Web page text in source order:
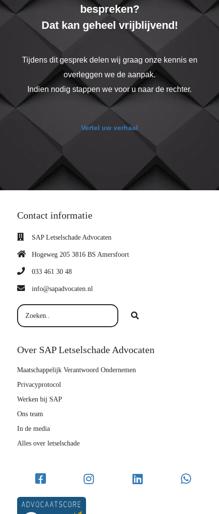
bespreken?
Dat kan geheel vrijblijvend!
Tijdens dit gesprek delen wij graag onze kennis en
overleggen we de aanpak.
Indien nodig stappen we voor u naar de rechter.
Vertel uw verhaal
Contact informatie
SAP Letselschade Advocaten
Hogeweg 205 3816 BS Amersfoort
033 461 30 48
info@sapadvocaten.nl
Over SAP Letselschade Advocaten
Maatschappelijk Verantwoord Ondernemen
Privacyprotocol
Werken bij SAP
Ons team
In de media
Alles over letselschade